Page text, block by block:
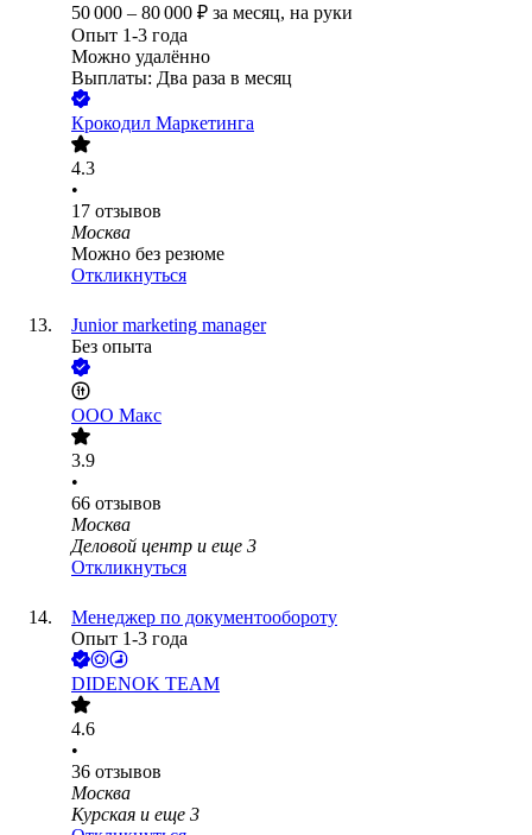
50 000 – 80 000 ₽ за месяц, на руки
Опыт 1-3 года
Можно удалённо
Выплаты: Два раза в месяц
Крокодил Маркетинга
4.3
•
17 отзывов
Москва
Можно без резюме
Откликнуться
Junior marketing manager
Без опыта
ООО Макс
3.9
•
66 отзывов
Москва
Деловой центр и еще 3
Откликнуться
Менеджер по документообороту
Опыт 1-3 года
DIDENOK TEAM
4.6
•
36 отзывов
Москва
Курская и еще 3